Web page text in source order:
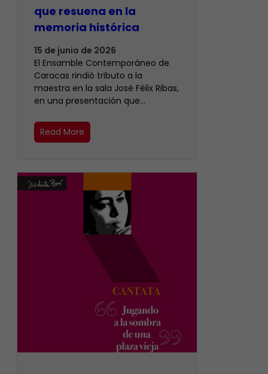
que resuena en la
memoria histórica
15 de junio de 2026
El Ensamble Contemporáneo de
Caracas rindió tributo a la
maestra en la sala José Félix Ribas,
en una presentación que…
Read More